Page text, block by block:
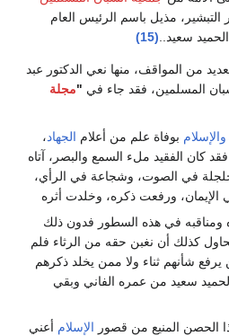
مذيل باسم الرئيس العام
سعيد.. (15)
من المواقف، منها نعي الدكتور عبد
المسلمين، فقد جاء في "مجلة
والإسلام بوفاة علم من أعلام الجهاد،
كان الفقيد ملء السمع والبصر، آتاه
في الصوت، وشجاعة في الرأي،
الإيمان، ورفعت ذكره، وخلدت أثره
ومناقبه في هذه السطور فدون ذلك
كذلك أن نغبن حقه من الرثاء فلم
شأنهم ثناء ولا ممن يخلد ذكرهم
سعيد من عمره الفاني وبقي
الحصن المنيع من قصور الإسلام أعني